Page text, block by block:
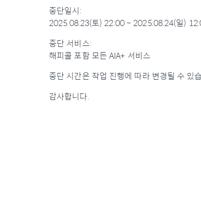
중단일시:
2025.08.23(토) 22:00 ~ 2025.08.24(일)
중단 서비스:
해피콜 포함 모든 AIA+ 서비스
중단 시간은 작업 진행에 따라 변경될 수 있
감사합니다.